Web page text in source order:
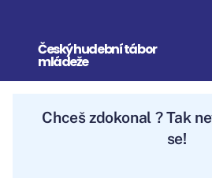
contentČeský hudební tábor
mládeže
Chcešzdokonalit ?
přihlaš se!